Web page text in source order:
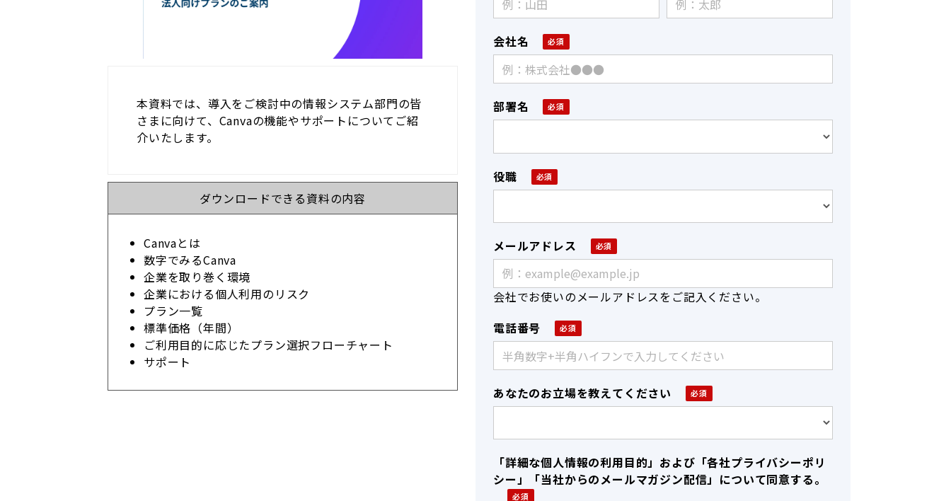
本資料では、導入をご検討中の情報システム部門の皆
さまに向けて、Canvaの機能やサポートについてご紹
介いたします。
ダウンロードできる資料の内容
Canvaとは
数字でみるCanva
企業を取り巻く環境
企業における個人利用のリスク
プラン一覧
標準価格（年間）
ご利用目的に応じたプラン選択フローチャート
サポート
会社名
部署名
役職
メールアドレス
会社でお使いのメールアドレスをご記入ください。
電話番号
あなたのお立場を教えてください
「詳細な個人情報の利用目的」および「各社プライバシーポリ
シー」「当社からのメールマガジン配信」について同意する。